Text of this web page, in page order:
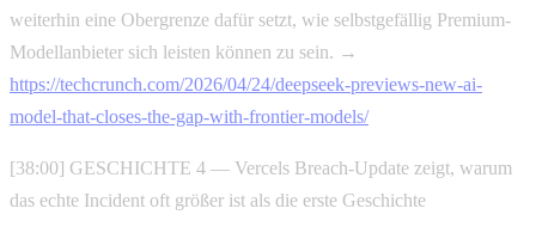
weiterhin eine Obergrenze dafür setzt, wie selbstgefällig Premium-
Modellanbieter sich leisten können zu sein. →
https://techcrunch.com/2026/04/24/deepseek-previews-new-ai-
model-that-closes-the-gap-with-frontier-models/
[38:00] GESCHICHTE 4 — Vercels Breach-Update zeigt, warum
das echte Incident oft größer ist als die erste Geschichte